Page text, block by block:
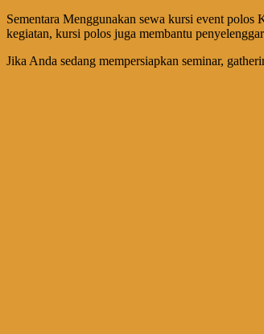
Sementara Menggunakan sewa kursi event
kegiatan, kursi polos juga membantu
Jika Anda sedang mempersiapkan seminar,